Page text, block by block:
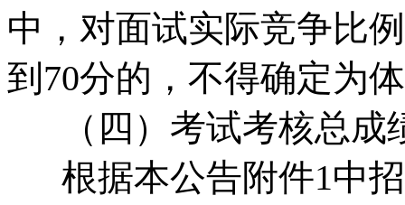
中，对面试实际竞争比
到70分的，不得确定为
（四）考试考核总成
根据本公告附件1中招